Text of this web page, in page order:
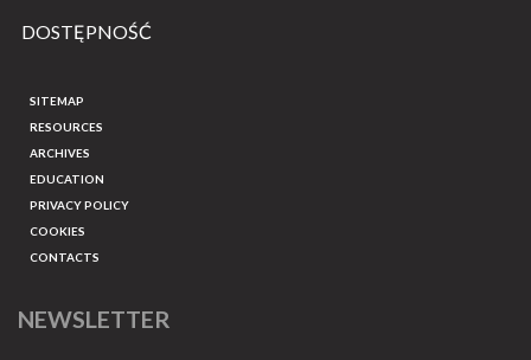
DOSTĘPNOŚĆ
SITEMAP
RESOURCES
ARCHIVES
EDUCATION
PRIVACY POLICY
COOKIES
CONTACTS
NEWSLETTER